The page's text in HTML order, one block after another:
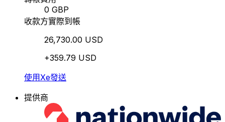
0 GBP
收款方實際到帳
26,730.00 USD
+359.79 USD
使用Xe發送
提供商